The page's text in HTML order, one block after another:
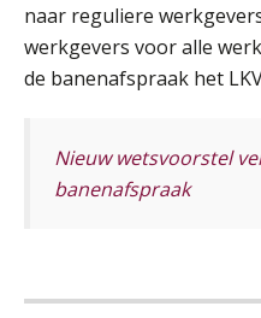
naar reguliere
werkgevers voor alle
de banenafspraak het
Nieuw wetsvoorstel
banenafspraak
17
SEP
SEP